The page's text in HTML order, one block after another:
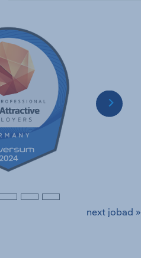
next jobad »